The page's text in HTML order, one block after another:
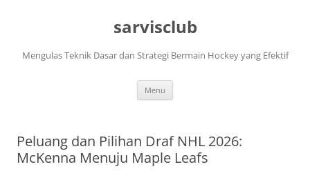
sarvisclub
Mengulas Teknik Dasar dan Strategi Bermain Hockey yang Efektif
Menu
Peluang dan Pilihan Draf NHL 2026:
McKenna Menuju Maple Leafs